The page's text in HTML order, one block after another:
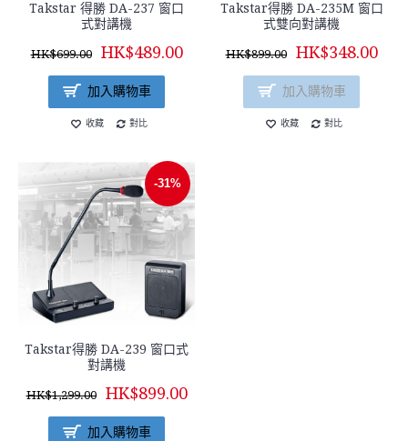
Takstar 得勝 DA-237 窗口
式對講機
HK$699.00 HK$489.00
加入購物車
收藏 對比
Takstar得勝 DA-235M 窗口
式雙向對講機
HK$899.00 HK$348.00
加入購物車
收藏 對比
-31%
Takstar得勝 DA-239 窗口式
對講機
HK$1,299.00 HK$899.00
加入購物車